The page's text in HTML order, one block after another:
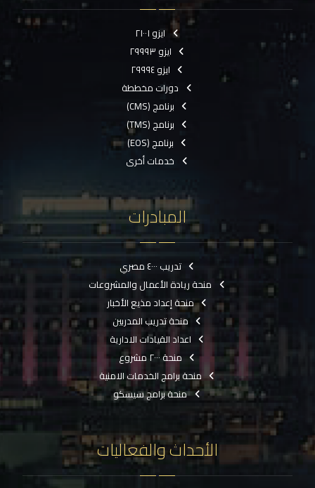
ايزو ٢١٠٠١
ايزو ٢٩٩٩٣
ايزو ٢٩٩٩٤
دورات مخططة
برنامج (CMS)
برنامج (TMS)
برنامج (EOS)
خدمات أخرى
المبادرات
تدريب ٤٠٠٠ مصري
منحة ريادة الأعمال والمشروعات
منحة إعداد مذيع الأخبار
منحة تدريب المدربين
اعداد القيادات الادارية
منحة ٢٠٠٠ مشروع
منحة برامج الخدمات الامنية
منحة برامج سيسكو
الأحداث والفعاليات